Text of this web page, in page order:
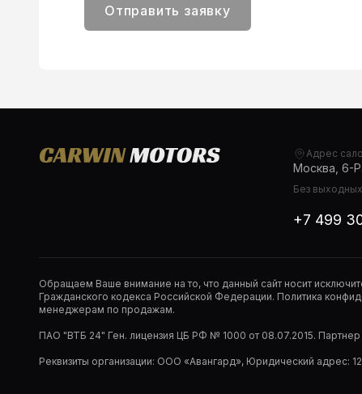
Отправить заявку
Адрес
Москва, 6-
Без
+7 499
Обращаем Ваше внимание на то, что данный сайт носит
Гражданского кодекса Российской Федерации. Политика
менеджерам по продажам.
ПАО "ВТБ 24" Ген. лицензия ЦБ РФ № 1000 от 08.07.2015.
Реквизиты организации: ООО «Авангард», Юридический